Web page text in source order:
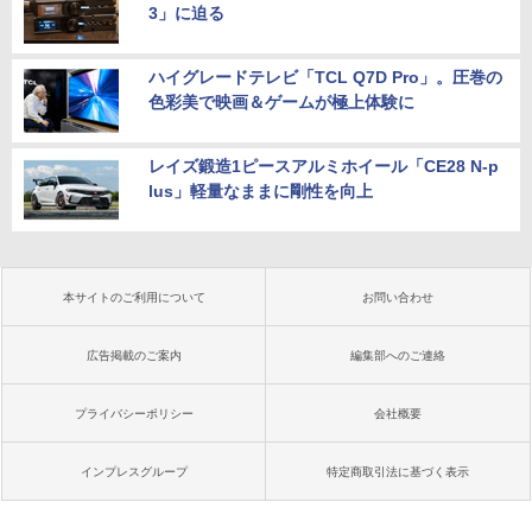
3」に迫る
ハイグレードテレビ「TCL Q7D Pro」。圧巻の
色彩美で映画＆ゲームが極上体験に
レイズ鍛造1ピースアルミホイール「CE28 N-p
lus」軽量なままに剛性を向上
本サイトのご利用について お問い合わせ
広告掲載のご案内 編集部へのご連絡
プライバシーポリシー 会社概要
インプレスグループ 特定商取引法に基づく表示